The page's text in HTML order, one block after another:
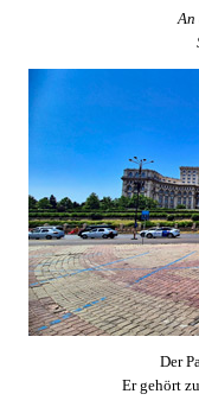
An
Der
Er gehört